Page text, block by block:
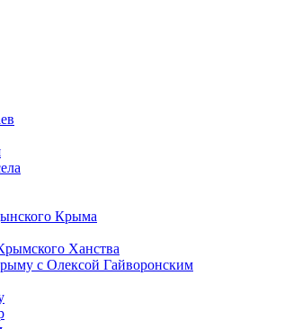
Крыма
Ханства
с Олексой Гайворонским